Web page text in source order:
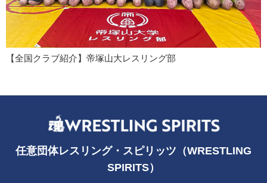
【全国クラブ紹介】帝塚山大レスリング部
任意団体レスリング・スピリッツ（WRESTLING
SPIRITS）